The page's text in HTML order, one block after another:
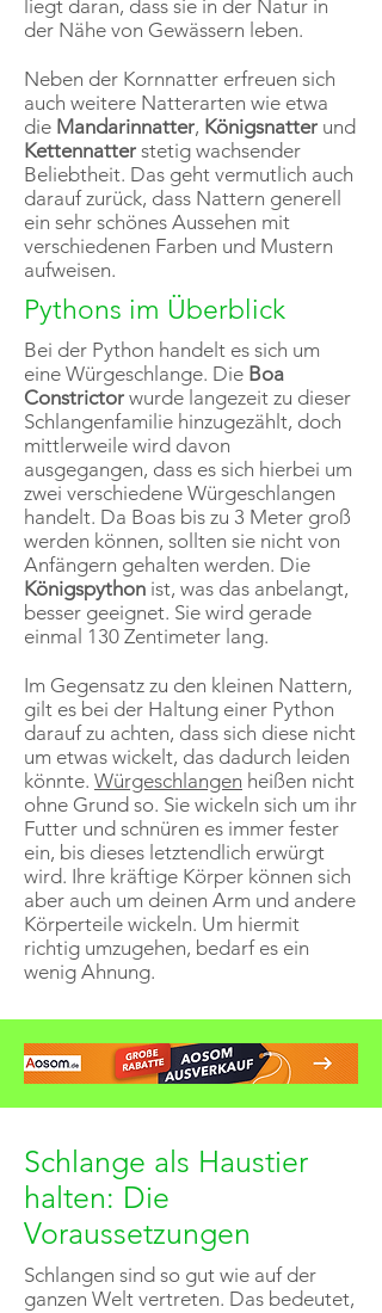
liegt daran, dass sie in der Natur in
der Nähe von Gewässern leben.
Neben der Kornnatter erfreuen sich
auch weitere Natterarten wie etwa
die Mandarinnatter, Königsnatter und
Kettennatter stetig wachsender
Beliebtheit. Das geht vermutlich auch
darauf zurück, dass Nattern generell
ein sehr schönes Aussehen mit
verschiedenen Farben und Mustern
aufweisen.
Pythons im Überblick
Bei der Python handelt es sich um
eine Würgeschlange. Die Boa
Constrictor wurde langezeit zu dieser
Schlangenfamilie hinzugezählt, doch
mittlerweile wird davon
ausgegangen, dass es sich hierbei um
zwei verschiedene Würgeschlangen
handelt. Da Boas bis zu 3 Meter groß
werden können, sollten sie nicht von
Anfängern gehalten werden. Die
Königspython ist, was das anbelangt,
besser geeignet. Sie wird gerade
einmal 130 Zentimeter lang.
Im Gegensatz zu den kleinen Nattern,
gilt es bei der Haltung einer Python
darauf zu achten, dass sich diese nicht
um etwas wickelt, das dadurch leiden
könnte. Würgeschlangen heißen nicht
ohne Grund so. Sie wickeln sich um ihr
Futter und schnüren es immer fester
ein, bis dieses letztendlich erwürgt
wird. Ihre kräftige Körper können sich
aber auch um deinen Arm und andere
Körperteile wickeln. Um hiermit
richtig umzugehen, bedarf es ein
wenig Ahnung.
Schlange als Haustier
halten: Die
Voraussetzungen
Schlangen sind so gut wie auf der
ganzen Welt vertreten. Das bedeutet,